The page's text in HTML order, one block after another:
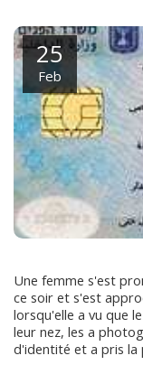
25
Feb
Une femme s'est
ce soir et s'est
lorsqu'elle a vu que
leur nez, les a
d'identité et a pris la